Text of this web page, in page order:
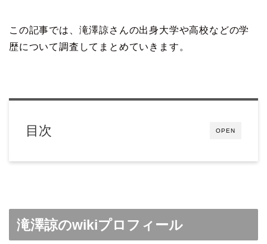
この記事では、滝澤諒さんの出身大学や高校などの学
歴について調査してまとめていきます。
OPEN
目次
滝澤諒のwikiプロフィール